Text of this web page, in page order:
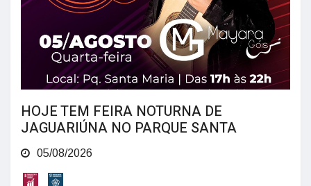
HOJE TEM FEIRA NOTURNA DE
JAGUARIÚNA NO PARQUE SANTA
05/08/2026